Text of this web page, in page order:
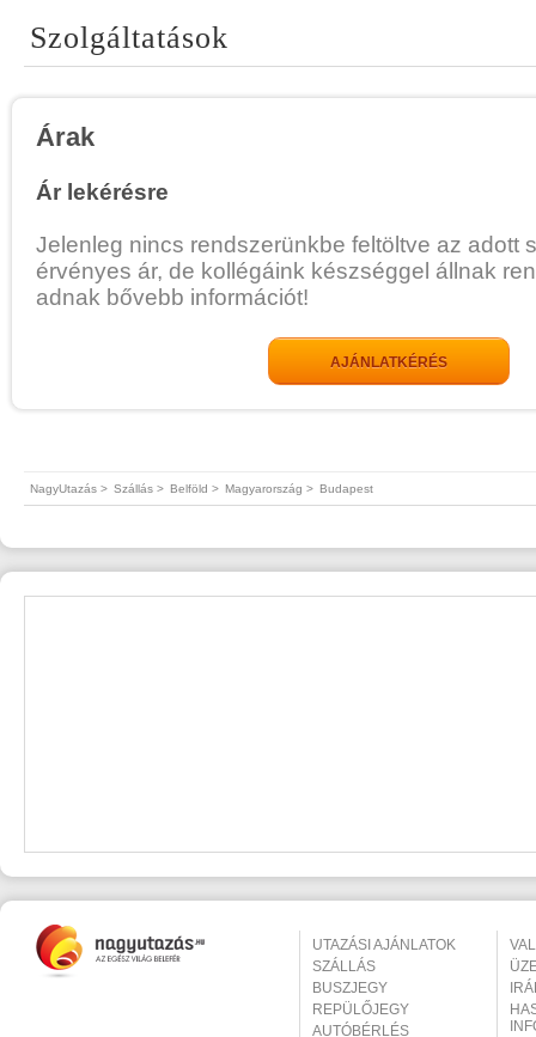
Szolgáltatások
Árak
Ár lekérésre
Jelenleg nincs rendszerünkbe feltöltve az adott
érvényes ár, de kollégáink készséggel állnak
adnak bővebb információt!
AJÁNLATKÉRÉS
NagyUtazás > Szállás > Belföld > Magyarország > Budapest
UTAZÁSI AJÁNLATOK
SZÁLLÁS
BUSZJEGY
REPÜLŐJEGY
AUTÓBÉRLÉS